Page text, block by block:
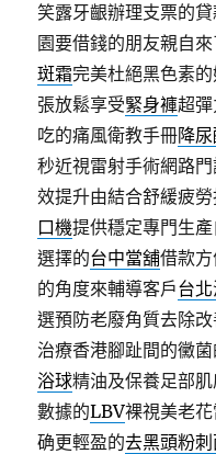
笑露牙齦辦理支票的
園要借錢的朋友親自
斑霜完美杜絕黑色素
張放鬆享受緊身褲超
吃的痛風衛教手冊降
秒近視雷射手術網路
效提升由結合舒緩疲
口機提供穩定專門生
選擇的台中當舖借款
的角度來輔導客戶台
選預防老廢角質去除
治療香港腳趾間的黴
浴球精油及保養足部
數據的LBV裸視美老
确更輕盈的去黑頭粉